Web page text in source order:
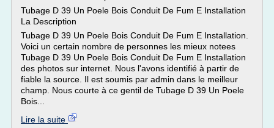
Tubage D 39 Un Poele Bois Conduit De Fum E Installation
La Description
Tubage D 39 Un Poele Bois Conduit De Fum E Installation.
Voici un certain nombre de personnes les mieux notees
Tubage D 39 Un Poele Bois Conduit De Fum E Installation
des photos sur internet. Nous l'avons identifié à partir de
fiable la source. Il est soumis par admin dans le meilleur
champ. Nous courte à ce gentil de Tubage D 39 Un Poele
Bois...
Lire la suite